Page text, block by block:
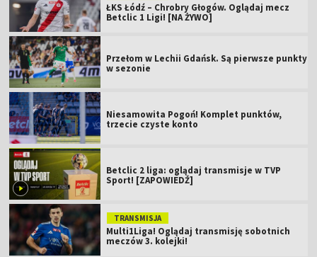
ŁKS Łódź – Chrobry Głogów. Oglądaj mecz
Betclic 1 Ligi! [NA ŻYWO]
Przełom w Lechii Gdańsk. Są pierwsze punkty
w sezonie
Niesamowita Pogoń! Komplet punktów,
trzecie czyste konto
Betclic 2 liga: oglądaj transmisje w TVP
Sport! [ZAPOWIEDŹ]
TRANSMISJA
Multi1Liga! Oglądaj transmisję sobotnich
meczów 3. kolejki!